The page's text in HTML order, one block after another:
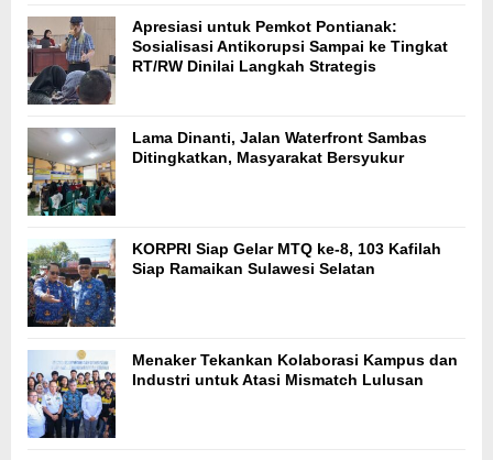
Apresiasi untuk Pemkot Pontianak:
Sosialisasi Antikorupsi Sampai ke Tingkat
RT/RW Dinilai Langkah Strategis
Lama Dinanti, Jalan Waterfront Sambas
Ditingkatkan, Masyarakat Bersyukur
KORPRI Siap Gelar MTQ ke-8, 103 Kafilah
Siap Ramaikan Sulawesi Selatan
Menaker Tekankan Kolaborasi Kampus dan
Industri untuk Atasi Mismatch Lulusan